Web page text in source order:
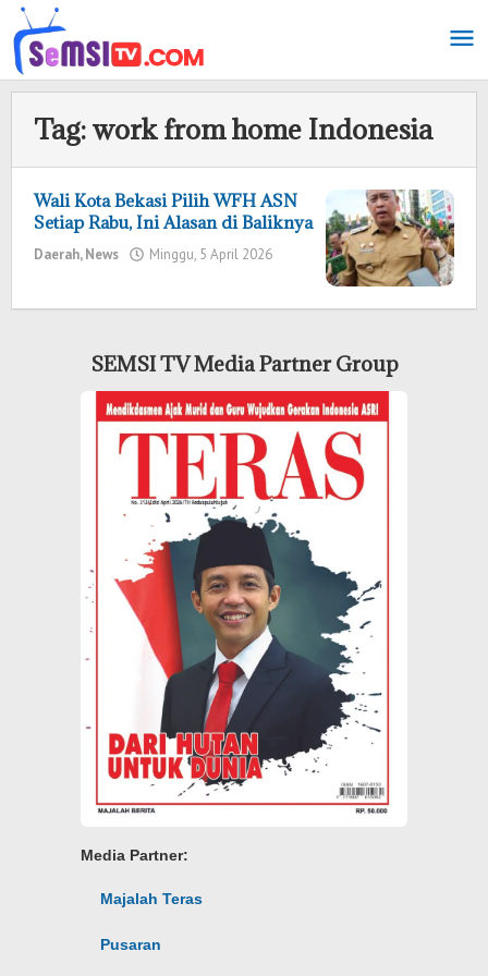
Lewati
ke
konten
Tag:work from home Indonesia
Wali Kota Bekasi Pilih WFH ASN
Setiap Rabu, Ini Alasan di Baliknya
Daerah,News Minggu, 5 April 2026
Redaksi
SEMSI TV Media Partner Group
Media Partner:
Majalah Teras
Pusaran